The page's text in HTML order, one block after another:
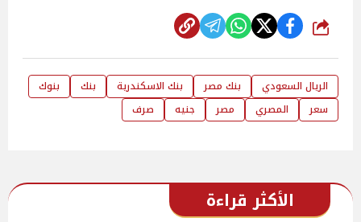
شارك
الريال السعودي بنك مصر بنك الاسكندرية بنك
بنوك
سعر
المصري مصر جنيه صرف
الأكثر قراءة